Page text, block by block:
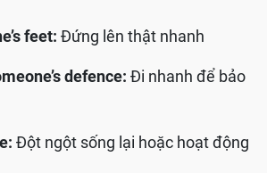
feet: Đứng lên thật nhanh
defence: Đi nhanh để bảo
Đột ngột sống lại hoặc hoạt động